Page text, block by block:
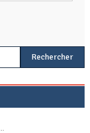
Rechercher :